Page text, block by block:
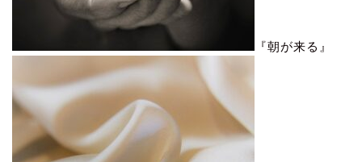
『朝が来る』